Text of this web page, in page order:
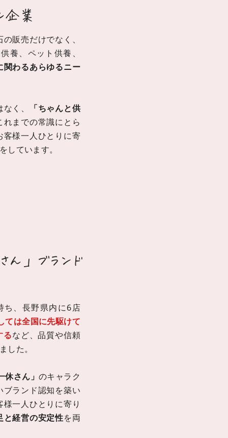
企業
販売だけでなく、
養、ペット供養、
関わるあらゆるニー
く、
「ちゃんと供
れまでの常識にとら
客様一人ひとりに寄
しています。
」ブランド
、 長野県内に6店
ては全国に先駆けて
るなど、品質や信頼
した。
休さん」 のキャラク
ランド認知を築い
一人ひとりに寄り
と経営の安定性を両